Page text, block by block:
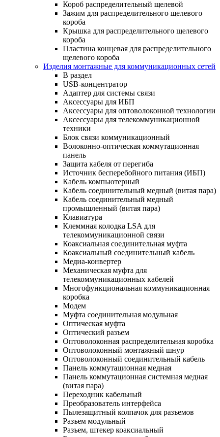
Короб распределительный щелевой
Зажим для распределительного щелевого
короба
Крышка для распределительного щелевого
короба
Пластина концевая для распределительного
щелевого короба
Изделия монтажные для коммуникационных сетей
В раздел
USB-концентратор
Адаптер для системы связи
Аксессуары для ИБП
Аксессуары для оптоволоконной технологии
Аксессуары для телекоммуникационной
техники
Блок связи коммуникационный
Волоконно-оптическая коммутационная
панель
Защита кабеля от перегиба
Источник бесперебойного питания (ИБП)
Кабель компьютерный
Кабель соединительный медный (витая пара)
Кабель соединительный медный
промышленный (витая пара)
Клавиатура
Клеммная колодка LSA для
телекоммуникационной связи
Коаксиальная соединительная муфта
Коаксиальный соединительный кабель
Медиа-конвертер
Механическая муфта для
телекоммуникационных кабелей
Многофункциональная коммуникационная
коробка
Модем
Муфта соединительная модульная
Оптическая муфта
Оптический разъем
Оптоволоконная распределительная коробка
Оптоволоконный монтажный шнур
Оптоволоконный соединительный кабель
Панель коммутационная медная
Панель коммутационная системная медная
(витая пара)
Переходник кабельный
Преобразователь интерфейса
Пылезащитный колпачок для разъемов
Разъем модульный
Разъем, штекер коаксиальный